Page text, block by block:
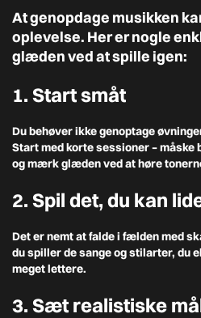
At genopdage musikken
oplevelse. Her er nogle
glæden ved at spille igen:
1. Start småt
Du behøver ikke genoptage
Start med korte sessioner – måske
og mærk glæden ved at høre
2. Spil det, du kan
Det er nemt at falde i fælden med
du spiller de sange og stilarter, du
meget lettere.
3. Sæt realistiske